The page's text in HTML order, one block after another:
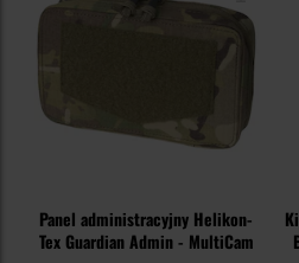
Panel administracyjny Helikon-
Tex Guardian Admin - MultiCam